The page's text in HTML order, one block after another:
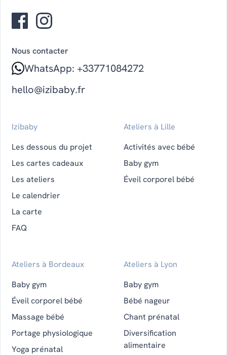
Nous contacter
WhatsApp: +33771084272
hello@izibaby.fr
Izibaby
Les dessous du projet
Les cartes cadeaux
Les ateliers
Le calendrier
La carte
FAQ
Ateliers à Lille
Activités avec bébé
Baby gym
Éveil corporel bébé
Ateliers à Bordeaux
Baby gym
Éveil corporel bébé
Massage bébé
Portage physiologique
Yoga prénatal
Ateliers à Lyon
Baby gym
Bébé nageur
Chant prénatal
Diversification
alimentaire